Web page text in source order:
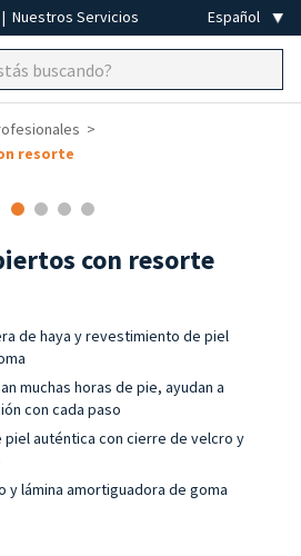
| Nuestros Servicios
resorte
con resorte
de haya y revestimiento de piel
muchas horas de pie, ayudan a
con cada paso
auténtica con cierre de velcro y
lámina amortiguadora de goma